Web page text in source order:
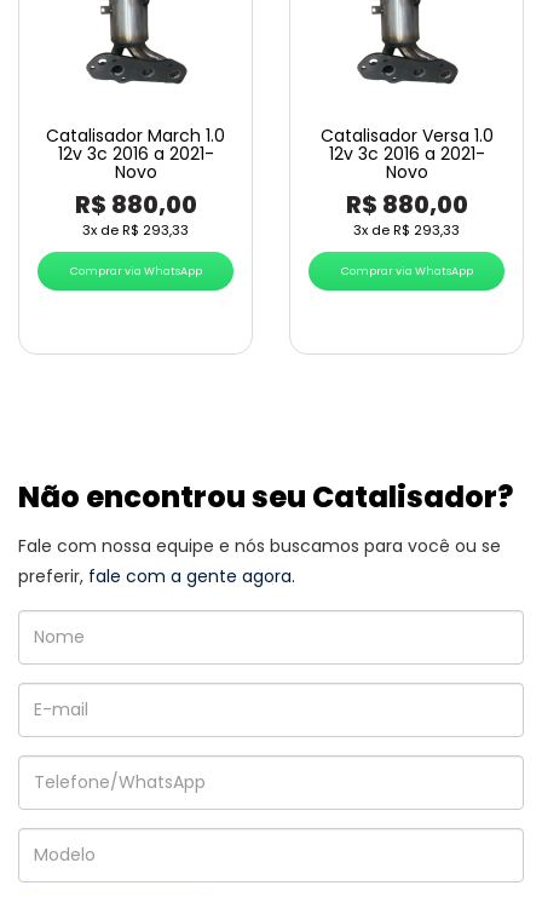
Catalisador March 1.0
12v 3c 2016 a 2021-
Novo
R$ 880,00
3x deR$ 293,33
Comprar via WhatsApp
Catalisador Versa 1.0
12v 3c 2016 a 2021-
Novo
R$ 880,00
3x deR$ 293,33
Comprar via WhatsApp
Não encontrou seu Catalisador?
Fale com nossa equipe e nós buscamos para você ou se
preferir, fale com a gente agora.